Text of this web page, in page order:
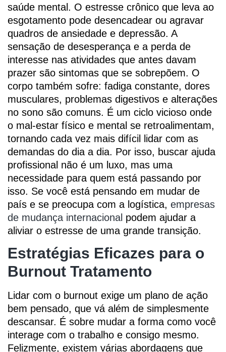
saúde mental. O estresse crônico que leva ao
esgotamento pode desencadear ou agravar
quadros de ansiedade e depressão. A
sensação de desesperança e a perda de
interesse nas atividades que antes davam
prazer são sintomas que se sobrepõem. O
corpo também sofre: fadiga constante, dores
musculares, problemas digestivos e alterações
no sono são comuns. É um ciclo vicioso onde
o mal-estar físico e mental se retroalimentam,
tornando cada vez mais difícil lidar com as
demandas do dia a dia. Por isso, buscar ajuda
profissional não é um luxo, mas uma
necessidade para quem está passando por
isso. Se você está pensando em mudar de
país e se preocupa com a logística, empresas
de mudança internacional podem ajudar a
aliviar o estresse de uma grande transição.
Estratégias Eficazes para o
Burnout Tratamento
Lidar com o burnout exige um plano de ação
bem pensado, que vá além de simplesmente
descansar. É sobre mudar a forma como você
interage com o trabalho e consigo mesmo.
Felizmente, existem várias abordagens que